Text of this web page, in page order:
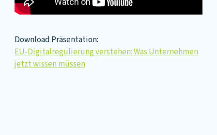
Download Präsentation:
EU-Digitalregulierung verstehen: Was Unternehmen
jetzt wissen müssen